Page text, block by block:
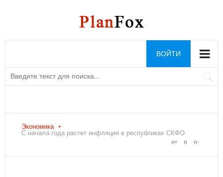
ВОЙТИ
Экономика
С начала года растет инфляция в республиках СКФО